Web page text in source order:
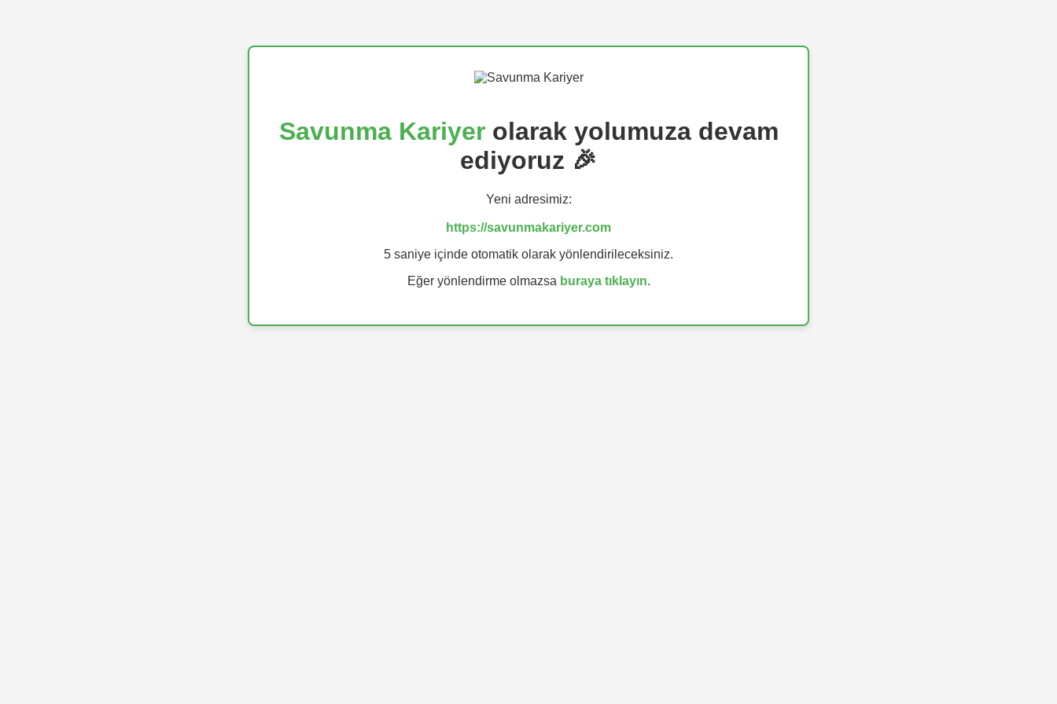
Savunma Kariyerolarak yolumuza devam
ediyoruz 🎉
Yeni adresimiz:
https://savunmakariyer.com
5 saniye içinde otomatik olarak yönlendirileceksiniz.
Eğer yönlendirme olmazsa buraya tıklayın.